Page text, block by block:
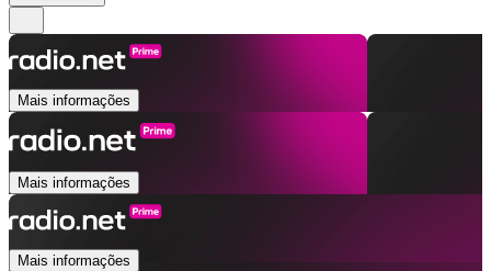
Mais informações
Mais informações
Mais informações